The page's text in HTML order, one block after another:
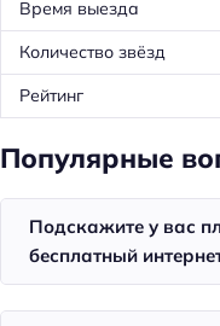
Спорт и развлечения
Площадка для
Развлечения:
Развлечения:
Пляжный отдых
Пляжная линия: 1-я
Время выезда
Количество звёзд
Рейтинг
Популярные
Подскажите у вас
бесплатный